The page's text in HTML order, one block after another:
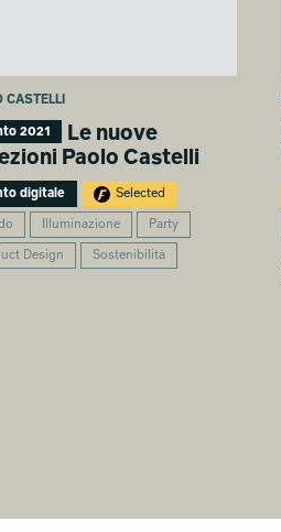
CASTELLI
2021
Le nuove
Paolo Castelli
digitale Selected
Illuminazione Party
Design Sostenibilità